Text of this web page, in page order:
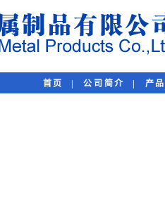
首页 |公司简介 产